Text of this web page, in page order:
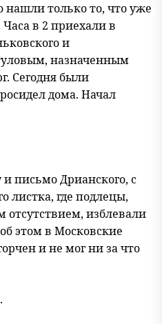
нашли только то, что уже
в 2 приехали в
и
назначенным
Сегодня были
дома. Начал
письмо Дрианского, с
листка, где подлецы,
изблевали
этом в Московские
и не мог ни за что